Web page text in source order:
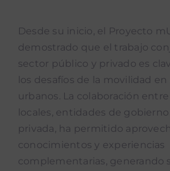
Noticias mUEve
Boletin Accion Municipal
Podcast “Qué Dicen Las
Desde su inicio, el Proyecto
demostrado que el trabajo
sector público y privado es
los desafíos de la movilidad
urbanos. La colaboración
locales, entidades de
privada, ha permitido
conocimientos y experiencias
complementarias, generando